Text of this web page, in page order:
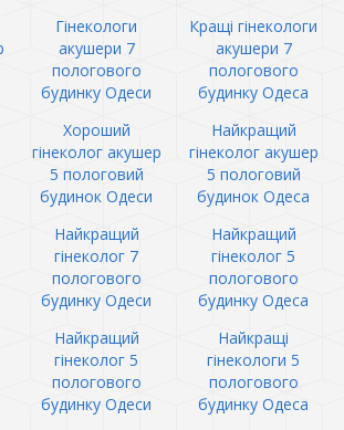
Гінекологи
акушери 7
пологового
будинку Одеси
Кращі гінекологи
акушери 7
пологового
будинку Одеса
Хороший
гінеколог акушер
5 пологовий
будинок Одеси
Найкращий
гінеколог акушер
5 пологовий
будинок Одеса
Найкращий
гінеколог 7
пологового
будинку Одеси
Найкращий
гінеколог 5
пологового
будинку Одеса
Найкращий
гінеколог 5
пологового
будинку Одеси
Найкращі
гінекологи 5
пологового
будинку Одеса